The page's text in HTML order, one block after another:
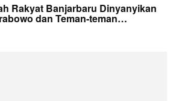
Rakyat Banjarbaru Dinyanyikan
dan Teman-teman